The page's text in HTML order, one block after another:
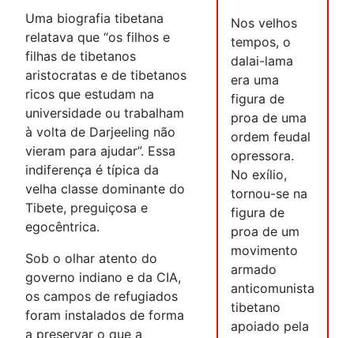
Nos velhos
tempos, o
dalai-lama
era uma
figura de
proa de uma
ordem feudal
opressora.
No exílio,
tornou-se na
figura de
proa de um
movimento
armado
anticomunista
tibetano
apoiado pela
Uma biografia tibetana
relatava que “os filhos e
filhas de tibetanos
aristocratas e de tibetanos
ricos que estudam na
universidade ou trabalham
à volta de Darjeeling não
vieram para ajudar”. Essa
indiferença é típica da
velha classe dominante do
Tibete, preguiçosa e
egocêntrica.
Sob o olhar atento do
governo indiano e da CIA,
os campos de refugiados
foram instalados de forma
a preservar o que a